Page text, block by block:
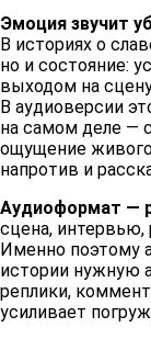
Эмоция звучит
В историях о
но и состояние:
выходом на
В аудиоверсии
на самом деле —
ощущение живого
напротив и
Аудиоформат —
сцена, интервью,
Именно поэтому
истории нужную
реплики,
усиливает